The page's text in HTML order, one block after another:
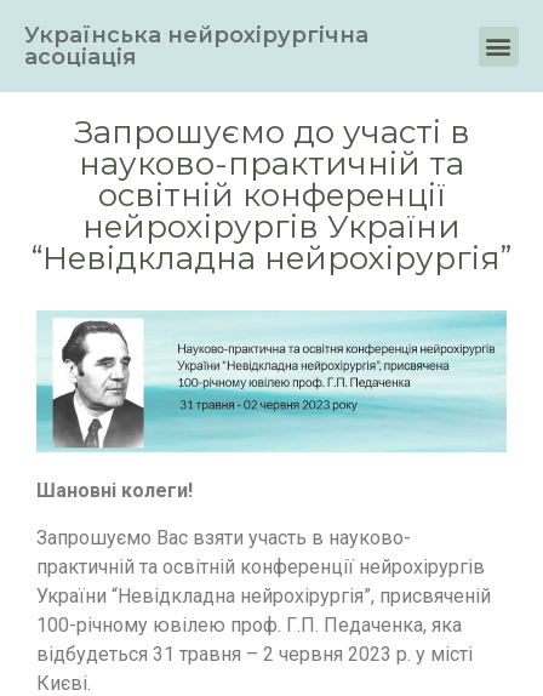
Українська нейрохірургічна
асоціація
Запрошуємо до участі в
науково-практичній та
освітній конференції
нейрохірургів України
“Невідкладна нейрохірургія”
Шановні колеги!
Запрошуємо Вас взяти участь в науково-
практичній та освітній конференції нейрохірургів
України “Невідкладна нейрохірургія”, присвяченій
100-річному ювілею проф. Г.П. Педаченка, яка
відбудеться 31 травня – 2 червня 2023 р. у місті
Києві.